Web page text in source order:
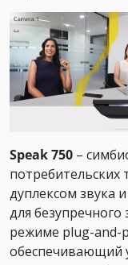
Speak 750 –
дуплексом звука
для
режиме plug-and-
обеспечивающий